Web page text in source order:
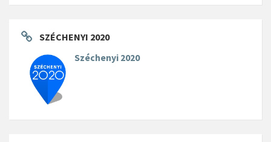
SZÉCHENYI 2020
Széchenyi 2020